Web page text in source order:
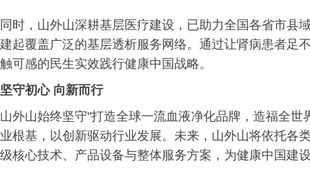
同时，山外山深耕基层医疗建设，已助力全国各省市县
建起覆盖广泛的基层透析服务网络。通过让肾病患者足
触可感的民生实效践行健康中国战略。
坚守初心 向新而行
山外山始终坚守"打造全球一流血液净化品牌，造福全
业根基，以创新驱动行业发展。未来，山外山将依托各
级核心技术、产品设备与整体服务方案，为健康中国建